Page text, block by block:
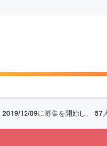
2019/12/09に募集を開始し、 57